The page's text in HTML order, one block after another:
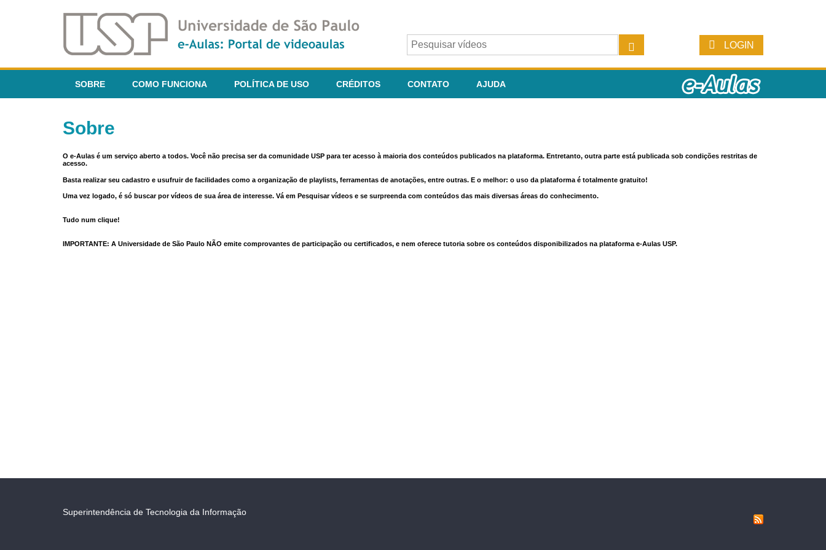
LOGIN
SOBRE COMO FUNCIONA POLÍTICA DE USO CRÉDITOS CONTATO AJUDA
Sobre
O e-Aulas é um serviço aberto a todos. Você não precisa ser da comunidade USP para ter acesso à maioria dos conteúdos publicados na plataforma. Entretanto, outra parte está publicada sob condições restritas de
acesso.
Basta realizar seu cadastro e usufruir de facilidades como a organização de playlists, ferramentas de anotações, entre outras. E o melhor: o uso da plataforma é totalmente gratuito!
Uma vez logado, é só buscar por vídeos de sua área de interesse. Vá em Pesquisar vídeos e se surpreenda com conteúdos das mais diversas áreas do conhecimento.
Tudo num clique!
IMPORTANTE: A Universidade de São Paulo NÃO emite comprovantes de participação ou certificados, e nem oferece tutoria sobre os conteúdos disponibilizados na plataforma e-Aulas USP.
Superintendência de Tecnologia da Informação